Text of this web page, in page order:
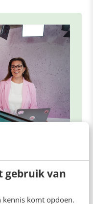
gebruik van
kennis komt opdoen.